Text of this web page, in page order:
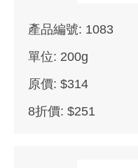
產品編號: 1083
單位: 200g
原價: $314
8折價: $251